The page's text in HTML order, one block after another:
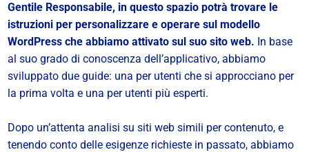
Gentile Responsabile, in questo spazio potrà trovare le
istruzioni per personalizzare e operare sul modello
WordPress che abbiamo attivato sul suo sito web. In base
al suo grado di conoscenza dell’applicativo, abbiamo
sviluppato due guide: una per utenti che si approcciano per
la prima volta e una per utenti più esperti.
Dopo un’attenta analisi su siti web simili per contenuto, e
tenendo conto delle esigenze richieste in passato, abbiamo